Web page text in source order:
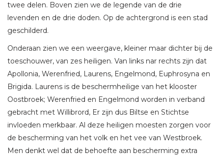
twee delen. Boven zien we de legende van de drie
levenden en de drie doden. Op de achtergrond is een stad
geschilderd.
Onderaan zien we een weergave, kleiner maar dichter bij de
toeschouwer, van zes heiligen. Van links nar rechts zijn dat
Apollonia, Werenfried, Laurens, Engelmond, Euphrosyna en
Brigida. Laurens is de beschermheilige van het klooster
Oostbroek; Werenfried en Engelmond worden in verband
gebracht met Willibrord, Er zijn dus Biltse en Stichtse
invloeden merkbaar. Al deze heiligen moesten zorgen voor
de bescherming van het volk en het vee van Westbroek.
Men denkt wel dat de behoefte aan bescherming extra